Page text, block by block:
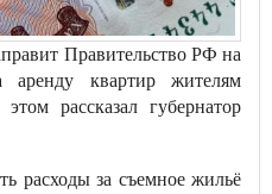
Правительство РФ на
аренду квартир жителям
рассказал губернатор
расходы за съемное жильё